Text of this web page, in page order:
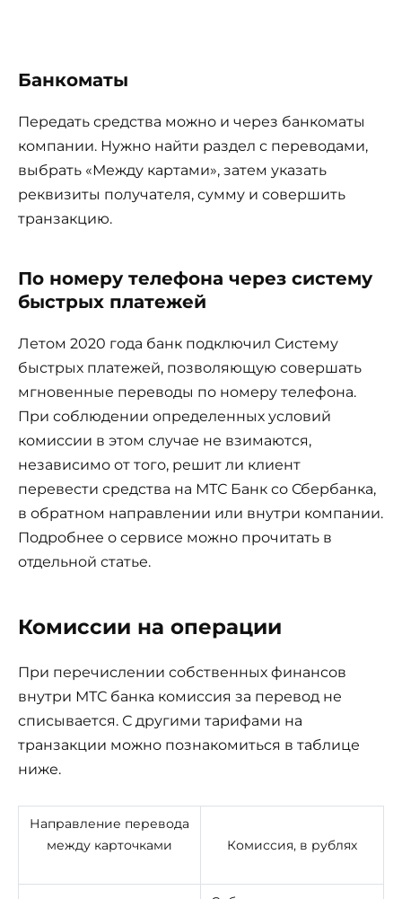
Банкоматы
Передать средства можно и через банкоматы
компании. Нужно найти раздел с переводами,
выбрать «Между картами», затем указать
реквизиты получателя, сумму и совершить
транзакцию.
По номеру телефона через систему
быстрых платежей
Летом 2020 года банк подключил Систему
быстрых платежей, позволяющую совершать
мгновенные переводы по номеру телефона.
При соблюдении определенных условий
комиссии в этом случае не взимаются,
независимо от того, решит ли клиент
перевести средства на МТС Банк со Сбербанка,
в обратном направлении или внутри компании.
Подробнее о сервисе можно прочитать в
отдельной статье.
Комиссии на операции
При перечислении собственных финансов
внутри МТС банка комиссия за перевод не
списывается. С другими тарифами на
транзакции можно познакомиться в таблице
ниже.
Направление перевода
между карточками
Комиссия, в рублях